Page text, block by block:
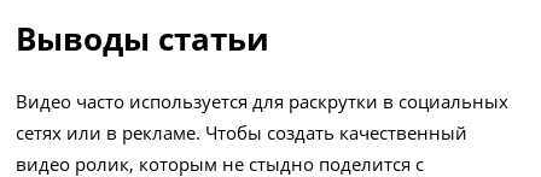
Выводы статьи
Видео часто используется для раскрутки в социальных
сетях или в рекламе. Чтобы создать качественный
видео ролик, которым не стыдно поделится с